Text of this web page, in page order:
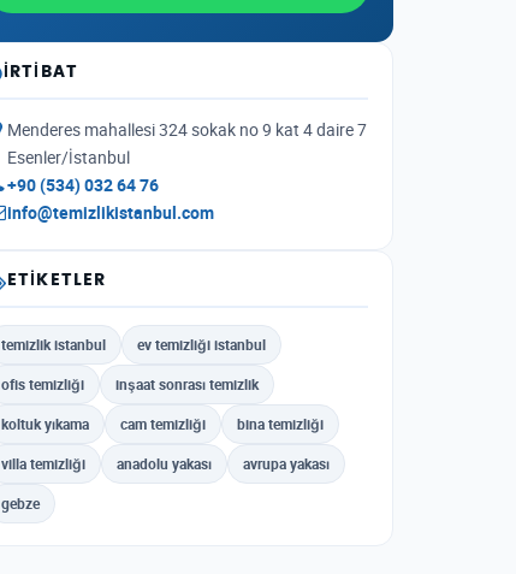
İRTIBAT
Menderes mahallesi 324 sokak no 9 kat 4 daire 7
Esenler/İstanbul
+90 (534) 032 64 76
info@temizlikistanbul.com
ETIKETLER
temizlik istanbul ev temizliği istanbul
ofis temizliği inşaat sonrası temizlik
koltuk yıkama cam temizliği bina temizliği
villa temizliği anadolu yakası avrupa yakası
gebze